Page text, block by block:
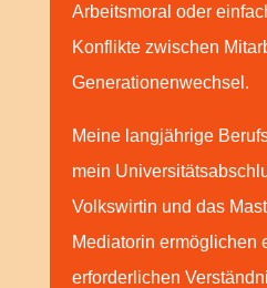
Arbeitsmoral oder
Konflikte zwischen
Generationenwechsel.
Meine langjährige
mein
Volkswirtin und das
Mediatorin ermöglichen
erforderlichen